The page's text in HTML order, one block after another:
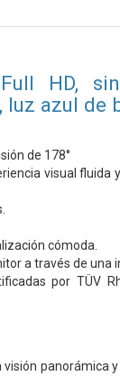
Full HD,
luz azul de
de 178°
visual fluida
cómoda.
a través de una
por TÜV
visión panorámica